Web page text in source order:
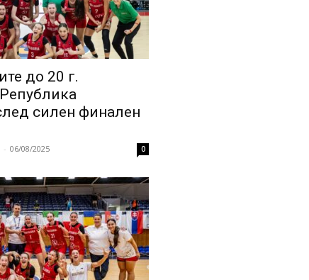
до 20 г.
силен финален
- 06/08/2025 0